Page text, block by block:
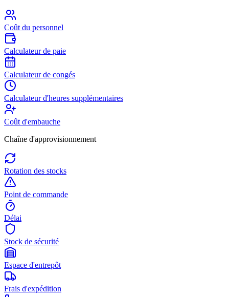
Coût du personnel
Calculateur de paie
Calculateur de congés
Calculateur d'heures supplémentaires
Coût d'embauche
Chaîne d'approvisionnement
Rotation des stocks
Point de commande
Délai
Stock de sécurité
Espace d'entrepôt
Frais d'expédition